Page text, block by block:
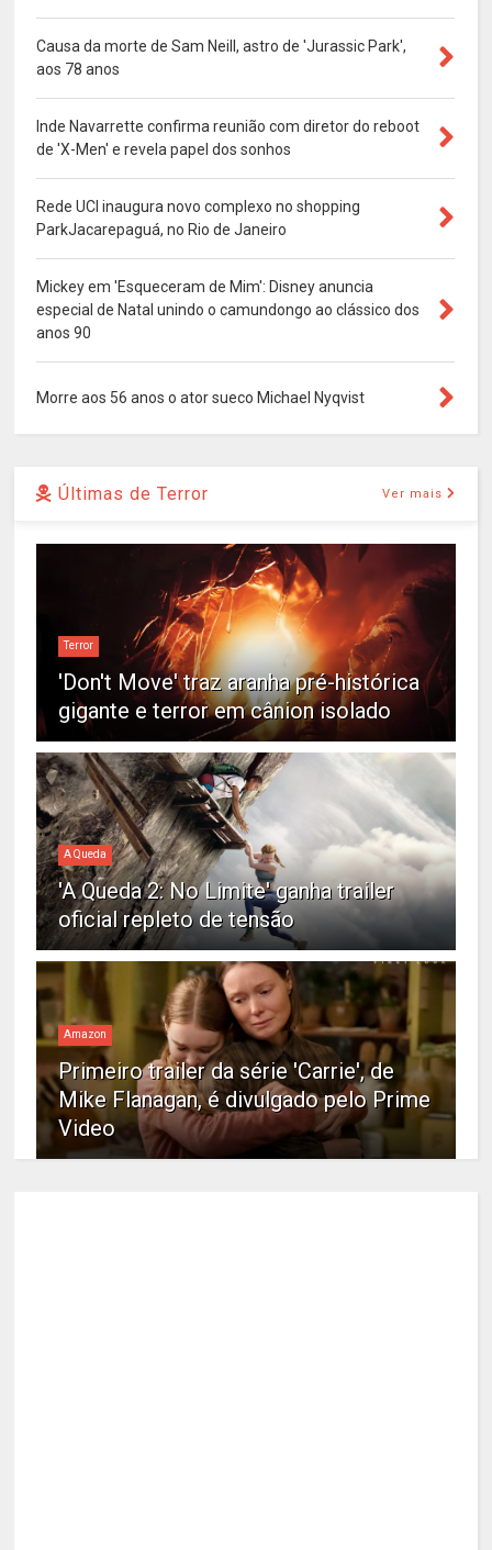
Causa da morte de Sam Neill, astro de 'Jurassic Park',
aos 78 anos
Inde Navarrette confirma reunião com diretor do reboot
de 'X-Men' e revela papel dos sonhos
Rede UCI inaugura novo complexo no shopping
ParkJacarepaguá, no Rio de Janeiro
Mickey em 'Esqueceram de Mim': Disney anuncia
especial de Natal unindo o camundongo ao clássico dos
anos 90
Morre aos 56 anos o ator sueco Michael Nyqvist
Últimas de Terror Ver mais
Terror
'Don't Move' traz aranha pré-histórica
gigante e terror em cânion isolado
A Queda
'A Queda 2: No Limite' ganha trailer
oficial repleto de tensão
Amazon
Primeiro trailer da série 'Carrie', de
Mike Flanagan, é divulgado pelo Prime
Video